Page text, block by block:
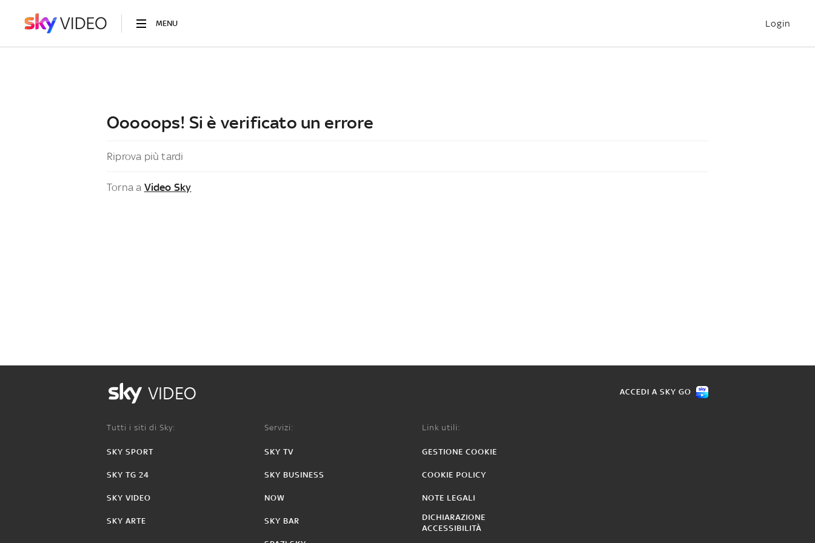
MENU Login
Ooooops! Si è verificato un errore
Riprova più tardi
Torna a Video Sky
VIDEO ACCEDI A SKY GO
Tutti i siti di Sky:
SKY SPORT
SKY TG 24
SKY VIDEO
SKY ARTE
Servizi:
SKY TV
SKY BUSINESS
NOW
SKY BAR
Link utili:
GESTIONE COOKIE
COOKIE POLICY
NOTE LEGALI
DICHIARAZIONE
ACCESSIBILITÀ